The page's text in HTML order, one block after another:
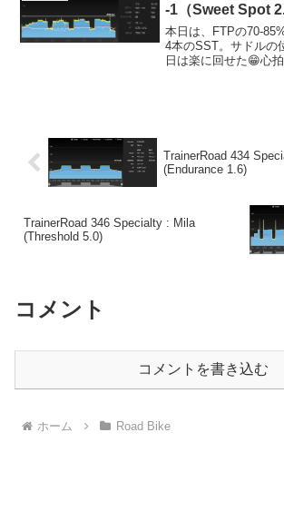
-1（Sweet Spot
本日は、FTPの70-
4本のSST。サドルの
日は楽に回せた😁心
TrainerRoad 434
(Endurance 1.6)
TrainerRoad 346 Specialty : Mila
(Threshold 5.0)
コメント
コメントを書き込む
ホーム Road Bike